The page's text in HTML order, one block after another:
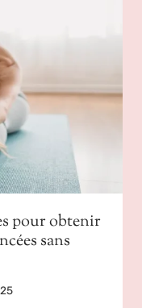
pour obtenir
sans